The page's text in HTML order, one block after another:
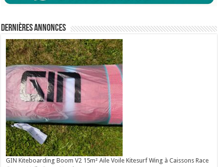
Dernières annonces
GIN Kiteboarding Boom V2 15m² Aile Voile Kitesurf Wing à Caissons Race